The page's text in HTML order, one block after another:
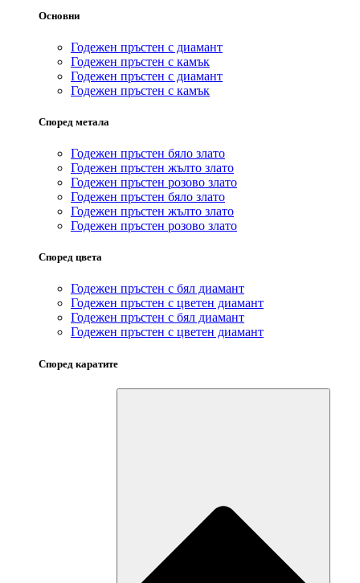
Основни
Годежен пръстен с диамант
Годежен пръстен с камък
Годежен пръстен с диамант
Годежен пръстен с камък
Според метала
Годежен пръстен бяло злато
Годежен пръстен жълто злато
Годежен пръстен розово злато
Годежен пръстен бяло злато
Годежен пръстен жълто злато
Годежен пръстен розово злато
Според цвета
Годежен пръстен с бял диамант
Годежен пръстен с цветен диамант
Годежен пръстен с бял диамант
Годежен пръстен с цветен диамант
Според каратите